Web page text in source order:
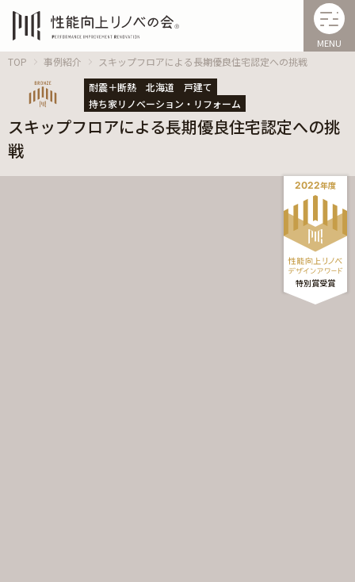
MENU
TOP 事例紹介
スキップフロアによる長期優良住宅認定への挑戦
耐震＋断熱
北海道
戸建て
持ち家リノベーション・リフォーム
スキップフロアによる長期優良住宅認定への挑
戦
2022年度
特別賞受賞